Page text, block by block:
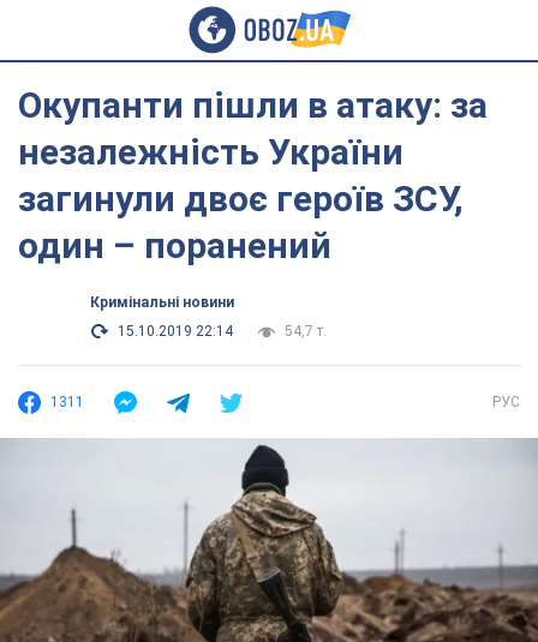
Окупанти пішли в атаку: за
незалежність України
загинули двоє героїв ЗСУ,
один – поранений
Кримінальні новини
15.10.2019 22:14
54,7 т.
1311 РУС